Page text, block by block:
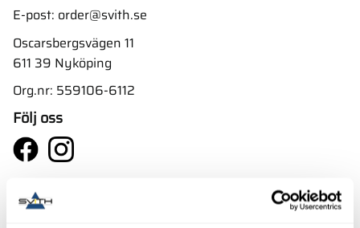
E-post: order@svith.se
Oscarsbergsvägen 11
611 39 Nyköping
Org.nr: 559106-6112
Följ oss
Butik